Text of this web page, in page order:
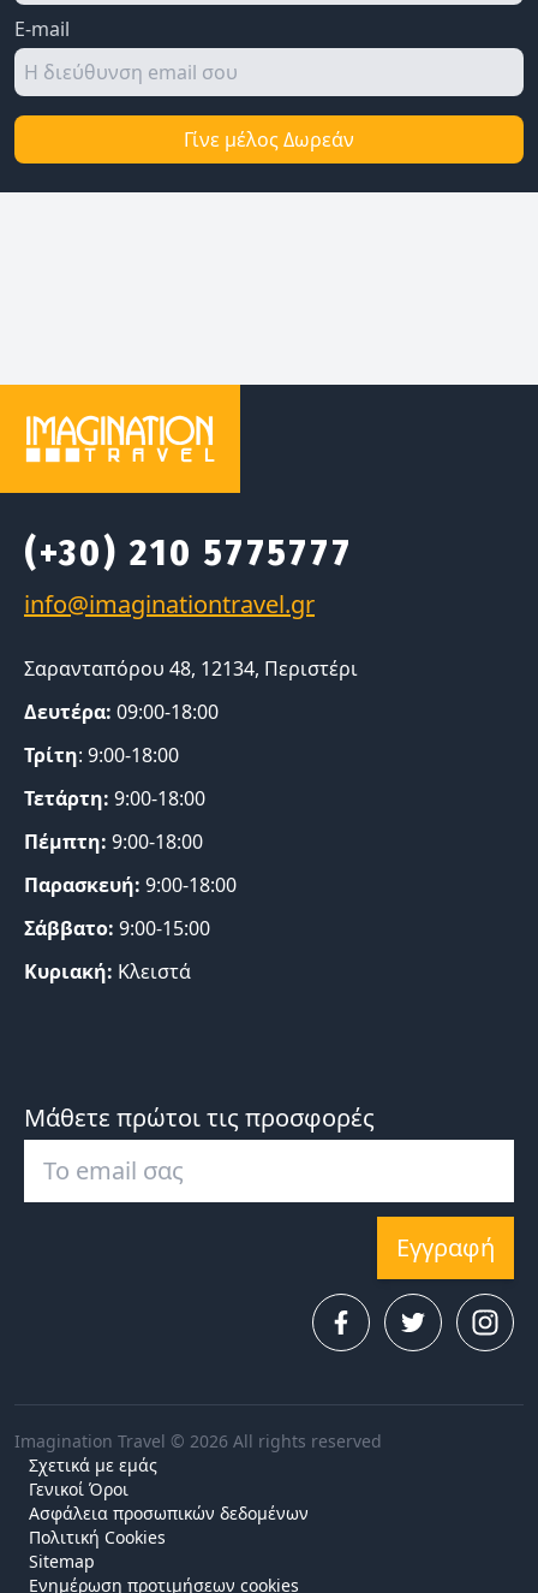
E-mail
Γίνε μέλος Δωρεάν
(+30) 210 5775777
Σαρανταπόρου 48, 12134, Περιστέρι
Δευτέρα: 09:00-18:00
Τρίτη: 9:00-18:00
Τετάρτη: 9:00-18:00
Πέμπτη: 9:00-18:00
Παρασκευή: 9:00-18:00
Σάββατο: 9:00-15:00
Κυριακή: Κλειστά
Μάθετε πρώτοι τις προσφορές
Εγγραφή
Imagination Travel © 2026 All rights reserved
Σχετικά με εμάς
Γενικοί Όροι
Ασφάλεια προσωπικών δεδομένων
Πολιτική Cookies
Sitemap
Ενημέρωση προτιμήσεων cookies